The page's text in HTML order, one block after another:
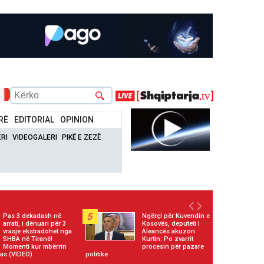
EDITORIAL OPINION
VIDEOGALERI PIKË E ZEZË
Pas 3 dekadash në
arrati, i dënuari për 3
vrasje ekstradohet nga
SHBA në Tiranë!
Momenti kur mbërrin
(VIDEO)
5
Ngërçi për Kuvendin e
Kosovës, deputeti i
Aleancës akuzon
Kurtin: Po zvarrit
procesin për pazare
politike